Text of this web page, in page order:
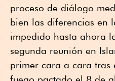
proceso de diálogo
bien las diferencias en
impedido hasta ahora
segunda reunión en
primer cara a cara tras